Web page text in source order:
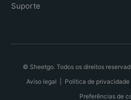
Suporte
© Sheetgo. Todos os direitos
Aviso legal
Política de privacidade
Preferências de